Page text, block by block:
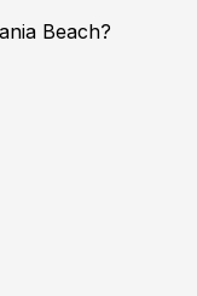
Beach?